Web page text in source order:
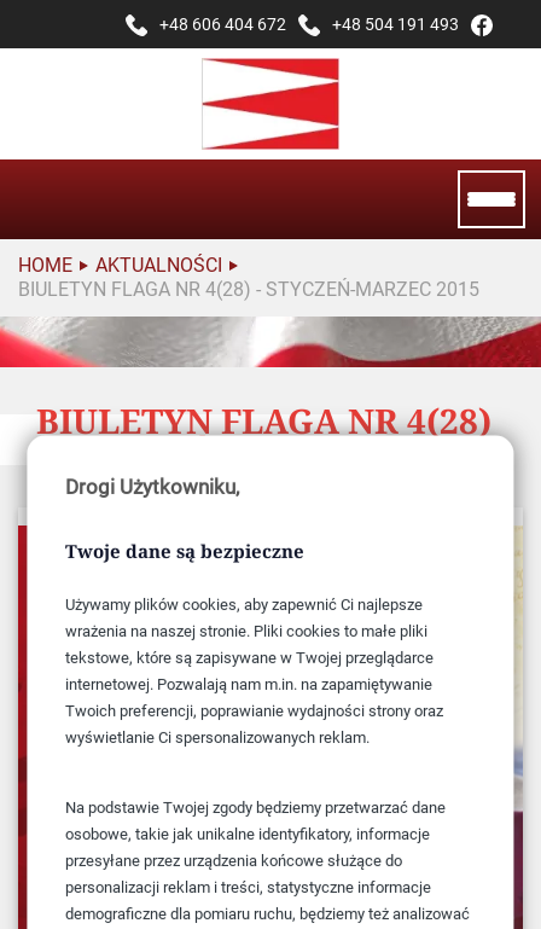
Drogi Użytkowniku,
Twoje dane są bezpieczne
Używamy plików cookies, aby zapewnić Ci najlepsze
wrażenia na naszej stronie. Pliki cookies to małe pliki
tekstowe, które są zapisywane w Twojej przeglądarce
internetowej. Pozwalają nam m.in. na zapamiętywanie
Twoich preferencji, poprawianie wydajności strony oraz
wyświetlanie Ci spersonalizowanych reklam.
Na podstawie Twojej zgody będziemy przetwarzać dane
osobowe, takie jak unikalne identyfikatory, informacje
przesyłane przez urządzenia końcowe służące do
personalizacji reklam i treści, statystyczne informacje
demograficzne dla pomiaru ruchu, będziemy też analizować
+48 606 404 672 +48 504 191 493
HOME
AKTUALNOŚCI
BIULETYN FLAGA NR 4(28) - STYCZEŃ-MARZEC 2015
BIULETYN FLAGA NR 4(28)